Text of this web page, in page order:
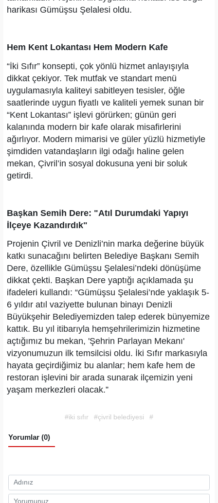
harikası Gümüşsu Şelalesi oldu.
Hem Kent Lokantası Hem Modern Kafe
“İki Sıfır” konsepti, çok yönlü hizmet anlayışıyla
dikkat çekiyor. Tek mutfak ve standart menü
uygulamasıyla kaliteyi sabitleyen tesisler, öğle
saatlerinde uygun fiyatlı ve kaliteli yemek sunan bir
“Kent Lokantası” işlevi görürken; günün geri
kalanında modern bir kafe olarak misafirlerini
ağırlıyor. Modern mimarisi ve güler yüzlü hizmetiyle
şimdiden vatandaşların ilgi odağı haline gelen
mekan, Çivril’in sosyal dokusuna yeni bir soluk
getirdi.
Başkan Semih Dere: "Atıl Durumdaki Yapıyı
İlçeye Kazandırdık"
Projenin Çivril ve Denizli’nin marka değerine büyük
katkı sunacağını belirten Belediye Başkanı Semih
Dere, özellikle Gümüşsu Şelalesi’ndeki dönüşüme
dikkat çekti. Başkan Dere yaptığı açıklamada şu
ifadeleri kullandı: “Gümüşsu Şelalesi’nde yaklaşık 5-
6 yıldır atıl vaziyette bulunan binayı Denizli
Büyükşehir Belediyemizden talep ederek bünyemize
kattık. Bu yıl itibarıyla hemşehrilerimizin hizmetine
açtığımız bu mekan, 'Şehrin Parlayan Mekanı'
vizyonumuzun ilk temsilcisi oldu. İki Sıfır markasıyla
hayata geçirdiğimiz bu alanlar; hem kafe hem de
restoran işlevini bir arada sunarak ilçemizin yeni
yaşam merkezleri olacak.”
#iki sıfır #çivril belediyesi #
Yorumlar (0)